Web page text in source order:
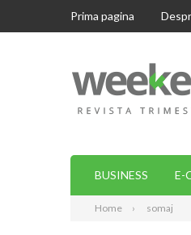
Prima pagina
BUSINESS E-
Home somaj